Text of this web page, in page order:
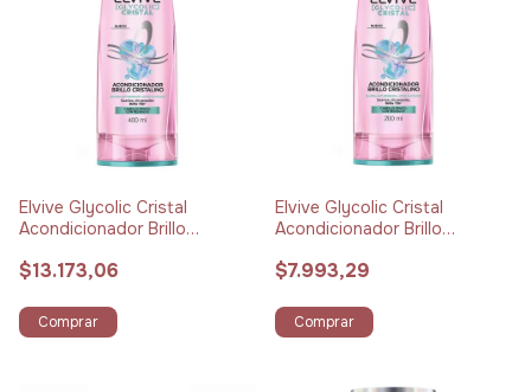
Elvive Glycolic Cristal
Acondicionador Brillo
$13.173,06
Comprar
Elvive Glycolic Cristal
Acondicionador Brillo
$7.993,29
Comprar